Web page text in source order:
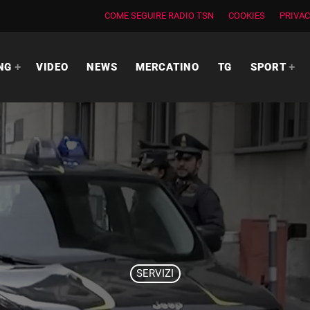
COME SEGUIRE RADIO TSN COOKIES
VIDEO NEWS MERCATINO TG SPORT
SERVIZI